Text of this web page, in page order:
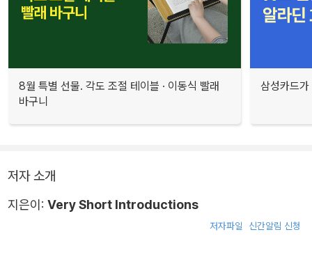
8월 특별 선물. 각도 조절 테이블 · 이동식 빨래
바구니
삼성카드
저자 소개
지은이: Very Short Introductions
저자파일 신간알림 신청